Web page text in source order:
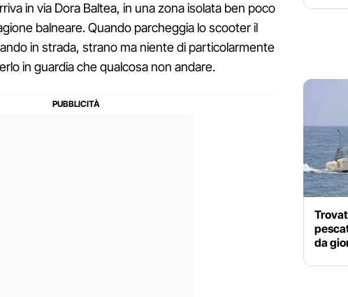
in via Dora Baltea, in una zona isolata ben poco
balneare. Quando parcheggia lo scooter il
in strada, strano ma niente di particolarmente
in guardia che qualcosa non andare.
da